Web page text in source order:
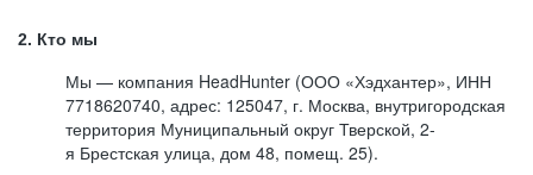
2. Кто мы
Мы — компания HeadHunter (ООО «Хэдхантер», ИНН
7718620740, адрес: 125047, г. Москва, внутригородская
территория Муниципальный округ Тверской, 2-
я Брестская улица, дом 48, помещ. 25).